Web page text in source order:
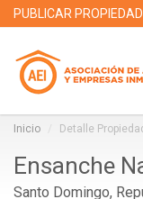
PUBLICAR PROPIEDAD
Inicio Detalle
Ensanche
Santo Domingo,